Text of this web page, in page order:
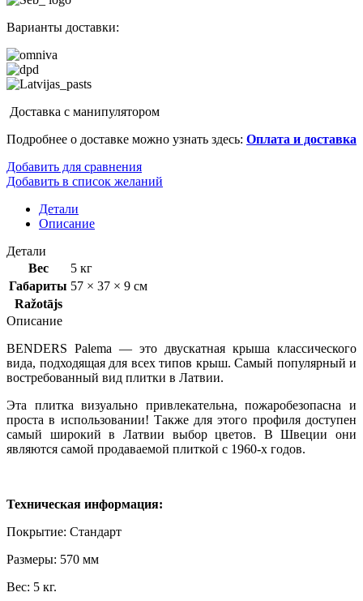
Варианты доставки:
Доставка с манипулятором
Подробнее о доставке можно узнать здесь: Оплата и доставка
Добавить для сравнения
Добавить в список желаний
Детали
Описание
Детали
Вес
5 кг
Габариты 57 × 37 × 9 см
Ražotājs
Описание
BENDERS Palema — это двускатная крыша классического
вида, подходящая для всех типов крыш. Самый популярный и
востребованный вид плитки в Латвии.
Эта плитка визуально привлекательна, пожаробезопасна и
проста в использовании! Также для этого профиля доступен
самый широкий в Латвии выбор цветов. В Швеции они
являются самой продаваемой плиткой с 1960-х годов.
Техническая информация:
Покрытие: Стандарт
Размеры: 570 мм
Вес: 5 кг.